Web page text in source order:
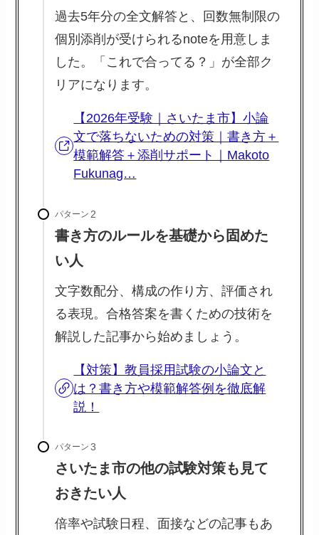
過去5年分の全文解答と、回数無制限の
個別添削が受けられるnoteを用意しま
した。「これで合ってる？」が全部ク
リアになります。
【2026年受験｜さいたま市】小論
文で落ちないための対策｜書き方＋
模範解答＋添削サポート｜Makoto
Fukunag…
パターン
書き方のルールを基礎から固めた
い人
文字数配分、構成の作り方、評価され
る表現。合格答案を書くための技術を
解説した記事から始めましょう。
【対策】教員採用試験の小論文と
は？書き方や模範解答例を徹底解
説！
パターン
さいたま市の他の試験対策も見て
おきたい人
倍率や試験日程、面接などの記事もあ